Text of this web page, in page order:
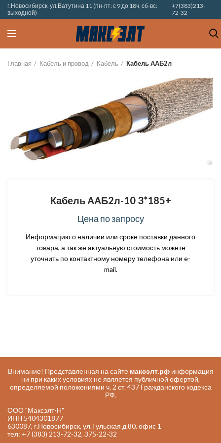
г.Новосибирск, ул.Ватутина 11 (пн-пт: с 9 до 18ч, сб-вс:
выходной)
+7(383)213-
72-32
Главная Кабель и провод Кабель Кабель ААБ2л
Кабель ААБ2л-10 3*185+
Цена по запросу
Информацию о наличии или сроке поставки данного
товара, а так же актуальную стоимость можете
уточнить по контактному номеру телефона или e-
mail.
Внимание! Представленная на сайте максэлт.рфинформация
ни при каких условиях не является публичной офертой,
определяемой положениями ч. 2 ст. 437 Гражданского кодекса
РФ.
ООО "Максэлт-Н"
ИНН 5404301877
630087, г.Новосибирск, ул.Тульская д.80, офис 1
тел: +7 (383) 213-72-32, 375-22-32